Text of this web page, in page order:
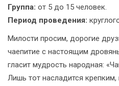
Группа: от 5 до 15 человек.
Период проведения:
Милости просим, дорогие
чаепитие с настоящим
гласит мудрость народная:
Лишь тот насладится